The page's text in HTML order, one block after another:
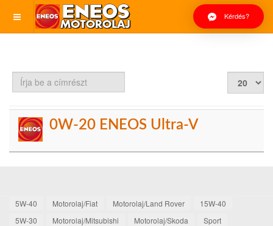
Kérdés?
Írja
a
0W-20 ENEOS Ultra-V
5W-40 Motorolaj/Fiat Motorolaj/Land Rover
15W-40
5W-30
Motorolaj/Mitsubishi Motorolaj/Skoda
Sport